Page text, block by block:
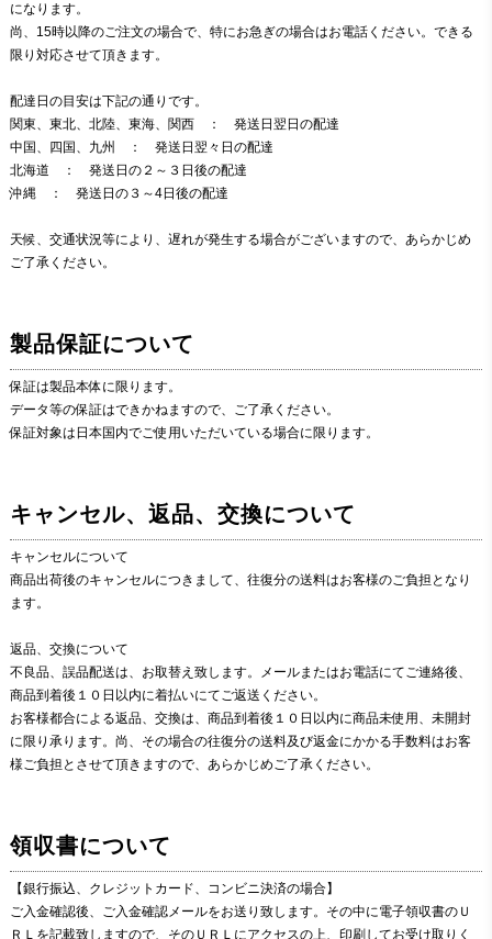
になります。
尚、15時以降のご注文の場合で、特にお急ぎの場合はお電話ください。できる
限り対応させて頂きます。
配達日の目安は下記の通りです。
関東、東北、北陸、東海、関西 ： 発送日翌日の配達
中国、四国、九州 ： 発送日翌々日の配達
北海道 ： 発送日の２～３日後の配達
沖縄 ： 発送日の３～4日後の配達
天候、交通状況等により、遅れが発生する場合がございますので、あらかじめ
ご了承ください。
製品保証について
保証は製品本体に限ります。
データ等の保証はできかねますので、ご了承ください。
保証対象は日本国内でご使用いただいている場合に限ります。
キャンセル、返品、交換について
キャンセルについて
商品出荷後のキャンセルにつきまして、往復分の送料はお客様のご負担となり
ます。
返品、交換について
不良品、誤品配送は、お取替え致します。メールまたはお電話にてご連絡後、
商品到着後１０日以内に着払いにてご返送ください。
お客様都合による返品、交換は、商品到着後１０日以内に商品未使用、未開封
に限り承ります。尚、その場合の往復分の送料及び返金にかかる手数料はお客
様ご負担とさせて頂きますので、あらかじめご了承ください。
領収書について
【銀行振込、クレジットカード、コンビニ決済の場合】
ご入金確認後、ご入金確認メールをお送り致します。その中に電子領収書のＵ
ＲＬを記載致しますので、そのＵＲＬにアクセスの上、印刷してお受け取りく